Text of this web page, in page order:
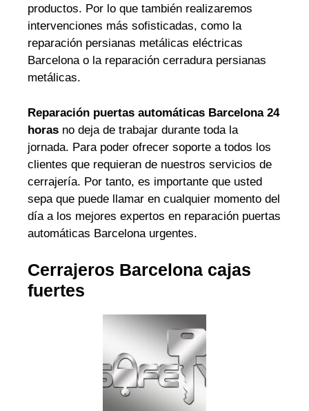
productos. Por lo que también realizaremos
intervenciones más sofisticadas, como la
reparación persianas metálicas eléctricas
Barcelona o la reparación cerradura persianas
metálicas.
Reparación puertas automáticas Barcelona 24
horas no deja de trabajar durante toda la
jornada. Para poder ofrecer soporte a todos los
clientes que requieran de nuestros servicios de
cerrajería. Por tanto, es importante que usted
sepa que puede llamar en cualquier momento del
día a los mejores expertos en reparación puertas
automáticas Barcelona urgentes.
Cerrajeros Barcelona cajas
fuertes